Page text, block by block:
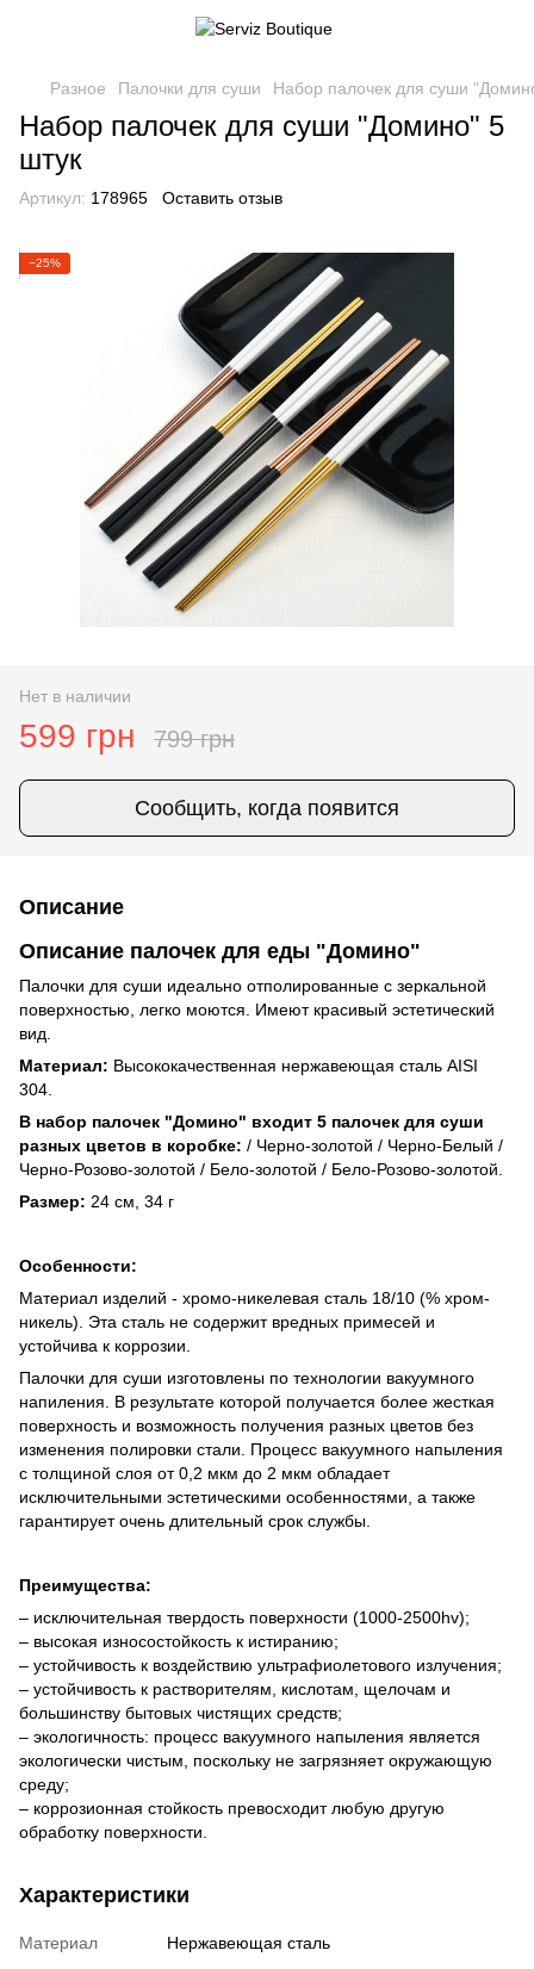
Разное Палочки для суши Набор палочек для суши
Набор палочек для суши "Домино" 5
штук
Артикул: 178965 Оставить отзыв
−25%
Нет в наличии
599 грн 799 грн
Сообщить, когда появится
Описание
Описание палочек для еды "Домино"
Палочки для суши идеально отполированные с зеркальной
поверхностью, легко моются. Имеют красивый эстетический
вид.
Материал: Высококачественная нержавеющая сталь AISI
304.
В набор палочек "Домино" входит 5 палочек для суши
разных цветов в коробке: / Черно-золотой / Черно-Белый /
Черно-Розово-золотой / Бело-золотой / Бело-Розово-золотой.
Размер: 24 см, 34 г
Особенности:
Материал изделий - хромо-никелевая сталь 18/10 (% хром-
никель). Эта сталь не содержит вредных примесей и
устойчива к коррозии.
Палочки для суши изготовлены по технологии вакуумного
напиления. В результате которой получается более жесткая
поверхность и возможность получения разных цветов без
изменения полировки стали. Процесс вакуумного напыления
с толщиной слоя от 0,2 мкм до 2 мкм обладает
исключительными эстетическими особенностями, а также
гарантирует очень длительный срок службы.
Преимущества:
– исключительная твердость поверхности (1000-2500hv);
– высокая износостойкость к истиранию;
– устойчивость к воздействию ультрафиолетового излучения;
– устойчивость к растворителям, кислотам, щелочам и
большинству бытовых чистящих средств;
– экологичность: процесс вакуумного напыления является
экологически чистым, поскольку не загрязняет окружающую
среду;
– коррозионная стойкость превосходит любую другую
обработку поверхности.
Характеристики
Материал
Нержавеющая сталь